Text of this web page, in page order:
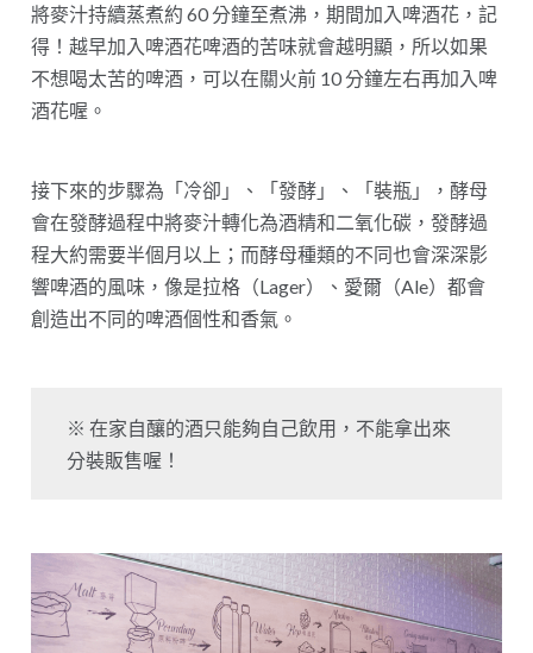
將麥汁持續蒸煮約 60 分鐘至煮沸，期間加入啤酒花，記
得！越早加入啤酒花啤酒的苦味就會越明顯，所以如果
不想喝太苦的啤酒，可以在關火前 10 分鐘左右再加入啤
酒花喔。
接下來的步驟為「冷卻」、「發酵」、「裝瓶」，酵母
會在發酵過程中將麥汁轉化為酒精和二氧化碳，發酵過
程大約需要半個月以上；而酵母種類的不同也會深深影
響啤酒的風味，像是拉格（Lager）、愛爾（Ale）都會
創造出不同的啤酒個性和香氣。
※ 在家自釀的酒只能夠自己飲用，不能拿出來
分裝販售喔！